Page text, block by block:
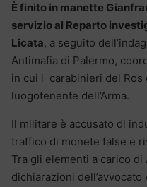
È finito in manette
servizio al Reparto
Licata, a seguito
Antimafia di Palermo,
in cui i carabinieri del Ros
luogotenente dell’Arma.
Il militare è accusato di
traffico di monete false e
Tra gli elementi a carico
dichiarazioni